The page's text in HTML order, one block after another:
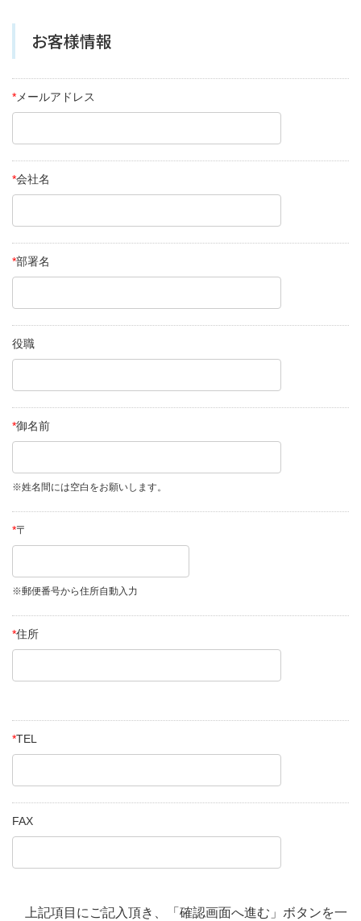
お客様情報
*メールアドレス
*会社名
*部署名
役職
*御名前
※姓名間には空白をお願いします。
*〒
※郵便番号から住所自動入力
*住所
*TEL
FAX
上記項目にご記入頂き、「確認画面へ進む」ボタンを一